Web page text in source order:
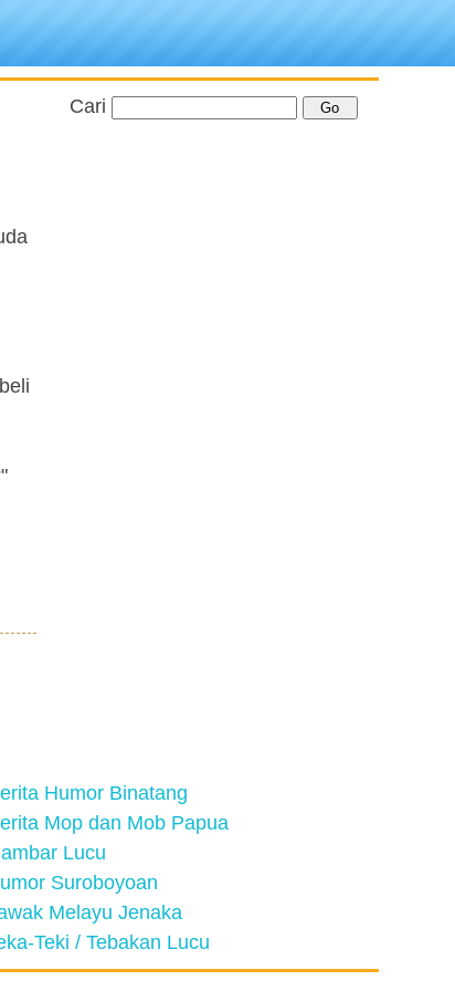
Cari
Humor Binatang
Mop dan Mob Papua
Lucu
Suroboyoan
Melayu Jenaka
Teki / Tebakan Lucu